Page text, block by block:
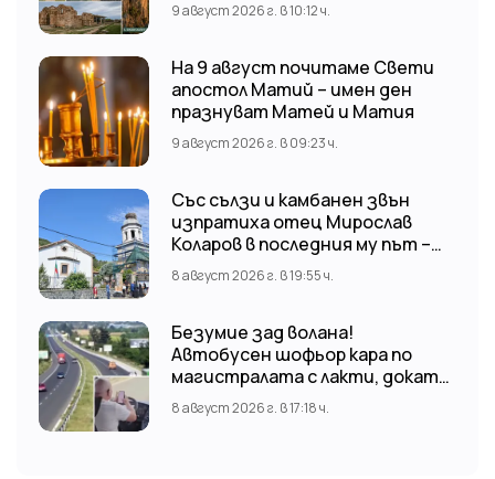
9 август 2026 г. в 10:12 ч.
На 9 август почитаме Свети
апостол Матий – имен ден
празнуват Матей и Матия
9 август 2026 г. в 09:23 ч.
Със сълзи и камбанен звън
изпратиха отец Мирослав
Коларов в последния му път –
Пловдивският митрополит
Николай отслужи опелото
8 август 2026 г. в 19:55 ч.
Безумие зад волана!
Автобусен шофьор кара по
магистралата с лакти, докато
гледа TikTok
8 август 2026 г. в 17:18 ч.